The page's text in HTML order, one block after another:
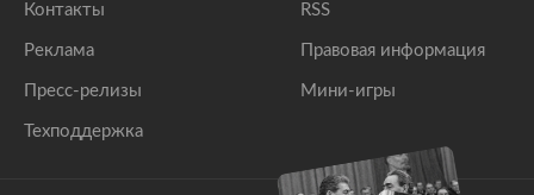
Контакты
Реклама
Пресс-релизы
Техподдержка
RSS
Правовая информация
Мини-игры